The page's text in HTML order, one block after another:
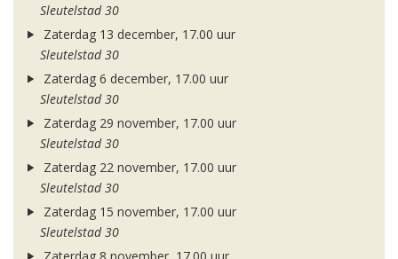
Sleutelstad 30
Zaterdag 13 december, 17.00 uur
Sleutelstad 30
Zaterdag 6 december, 17.00 uur
Sleutelstad 30
Zaterdag 29 november, 17.00 uur
Sleutelstad 30
Zaterdag 22 november, 17.00 uur
Sleutelstad 30
Zaterdag 15 november, 17.00 uur
Sleutelstad 30